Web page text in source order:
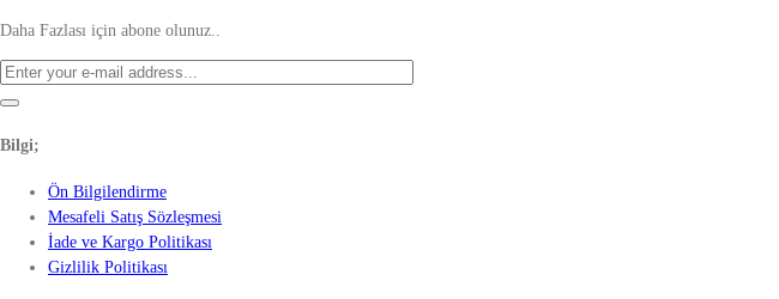
Daha Fazlası için abone olunuz..
Bilgi;
Ön Bilgilendirme
Mesafeli Satış Sözleşmesi
İade ve Kargo Politikası
Gizlilik Politikası